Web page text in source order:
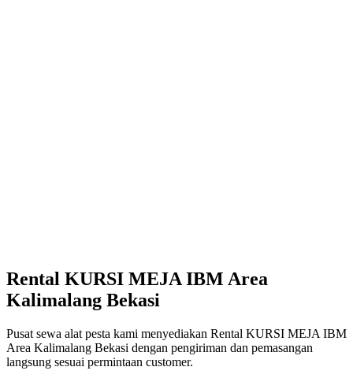
Rental KURSI MEJA IBM Area
Kalimalang Bekasi
Pusat sewa alat pesta kami menyediakan Rental KURSI MEJA IBM
Area Kalimalang Bekasi dengan pengiriman dan pemasangan
langsung sesuai permintaan customer.